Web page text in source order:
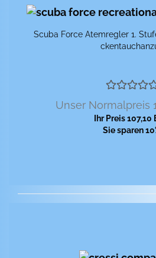
Scuba Force Atem­reg­ler 1.
Unser Normalpreis
Ihr Preis 107,10
Sie sparen